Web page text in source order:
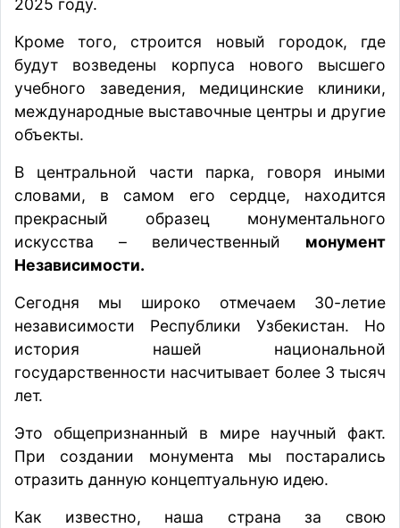
2025 году.
Кроме того, строится новый городок, где
будут возведены корпуса нового высшего
учебного заведения, медицинские клиники,
международные выставочные центры и другие
объекты.
В центральной части парка, говоря иными
словами, в самом его сердце, находится
прекрасный образец монументального
искусства – величественный монумент
Независимости.
Сегодня мы широко отмечаем 30-летие
независимости Республики Узбекистан. Но
история нашей национальной
государственности насчитывает более 3 тысяч
лет.
Это общепризнанный в мире научный факт.
При создании монумента мы постарались
отразить данную концептуальную идею.
Как известно, наша страна за свою